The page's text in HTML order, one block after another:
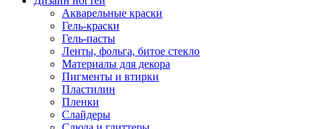
Акварельные краски
Гель-краски
Гель-пасты
Ленты, фольга, битое стекло
Материалы для декора
Пигменты и втирки
Пластилин
Пленки
Слайдеры